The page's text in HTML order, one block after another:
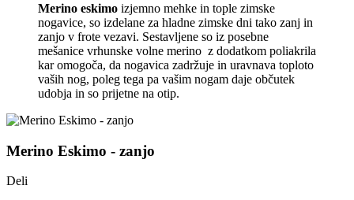
Merino eskimo izjemno mehke in tople zimske
nogavice, so izdelane za hladne zimske dni tako zanj in
zanjo v frote vezavi. Sestavljene so iz posebne
mešanice vrhunske volne merino z dodatkom poliakrila
kar omogoča, da nogavica zadržuje in uravnava toploto
vaših nog, poleg tega pa vašim nogam daje občutek
udobja in so prijetne na otip.
Merino Eskimo - zanjo
Deli